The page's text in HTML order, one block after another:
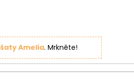
šaty Amelia. Mrkněte!